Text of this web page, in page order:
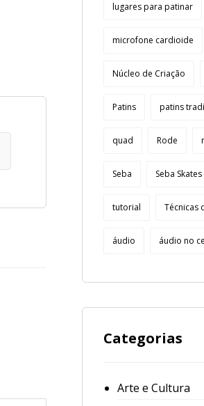
lugares para patinar
microfone cardioide
Núcleo de Criação
Patins patins
quad Rode
Seba Seba Skates
tutorial Técnicas
áudio áudio no
Categorias
Arte e Cultura